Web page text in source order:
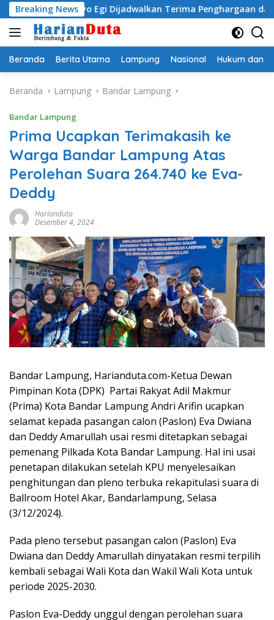
Langsung
ke
konten
Breaking News
Egi Dijadwalkan Terima Penghargaan dari HKBP
Beranda Berita Utama Lampung Nasional Hukum dan
Beranda Lampung Bandar Lampung
Bandar Lampung
Prima Ucapkan Terimakasih ke
Warga Bandar Lampung Atas
Perolehan Suara 264.740 ke Eva-
Deddy
Harianduta
Desember 4, 2024
Bandar Lampung, Harianduta.com-Ketua Dewan
Pimpinan Kota (DPK) Partai Rakyat Adil Makmur
(Prima) Kota Bandar Lampung Andri Arifin ucapkan
selamat kepada pasangan calon (Paslon) Eva Dwiana
dan Deddy Amarullah usai resmi ditetapkan sebagai
pemenang Pilkada Kota Bandar Lampung. Hal ini usai
penetapan dilakukan setelah KPU menyelesaikan
penghitungan dan pleno terbuka rekapitulasi suara di
Ballroom Hotel Akar, Bandarlampung, Selasa
(3/12/2024).
Pada pleno tersebut pasangan calon (Paslon) Eva
Dwiana dan Deddy Amarullah dinyatakan resmi terpilih
kembali sebagai Wali Kota dan Wakil Wali Kota untuk
periode 2025-2030.
Paslon Eva-Deddy unggul dengan perolehan suara